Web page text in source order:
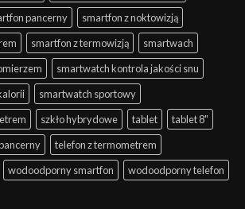
pancerny
smartfon z noktowizją
smartfon z termowizją
smartwach
smartwatch kontrola jakości snu
smartwatch sportowy
szkło hybrydowe tablet
tablet 8"
telefon z termometrem
wodoodporny smartfon
wodoodporny telefon